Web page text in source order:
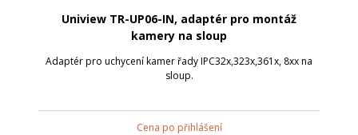
Uniview TR-UP06-IN, adaptér pro montáž
kamery na sloup
Adaptér pro uchycení kamer řady IPC32x,323x,361x, 8xx na
sloup.
Cena po přihlášení